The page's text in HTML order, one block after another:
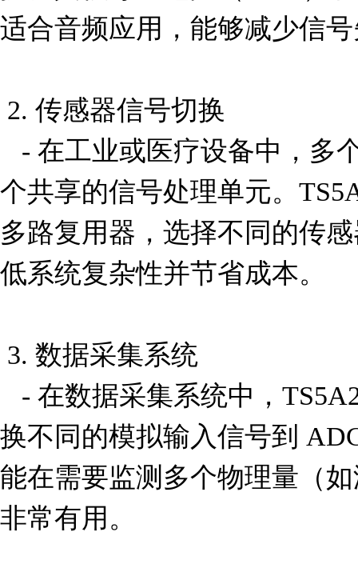
适合音频应用，能够减少信
个共享的信号处理单元。
多路复用器，选择不同的传
低系统复杂性并节省成本。
换不同的模拟输入信号到
能在需要监测多个物理量（
非常有用。